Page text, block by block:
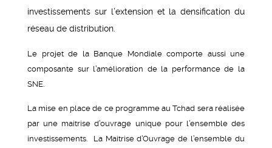
investissements sur l’extension et la densification du
réseau de distribution.
Le projet de la Banque Mondiale comporte aussi une
composante sur l’amélioration de la performance de la
SNE.
La mise en place de ce programme au Tchad sera réalisée
par une maitrise d’ouvrage unique pour l’ensemble des
investissements. La Maitrise d’Ouvrage de l’ensemble du